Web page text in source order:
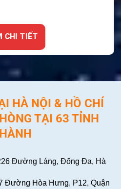
CHI TIẾT
HÀ NỘI & HỒ CHÍ
TẠI 63 TỈNH
Đường Láng, Đống Đa, Hà
Đường Hòa Hưng, P12, Quận